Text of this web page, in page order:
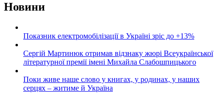
Новини
Показник електромобілізації в Україні зріс до +13%
Сергій Мартинюк отримав відзнаку жюрі Всеукраїнської
літературної премії імені Михайла Слабошпицького
Поки живе наше слово у книгах, у родинах, у наших
серцях – житиме й Україна